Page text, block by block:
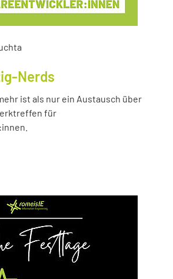
Nerds
ist als nur ein Austausch über
für